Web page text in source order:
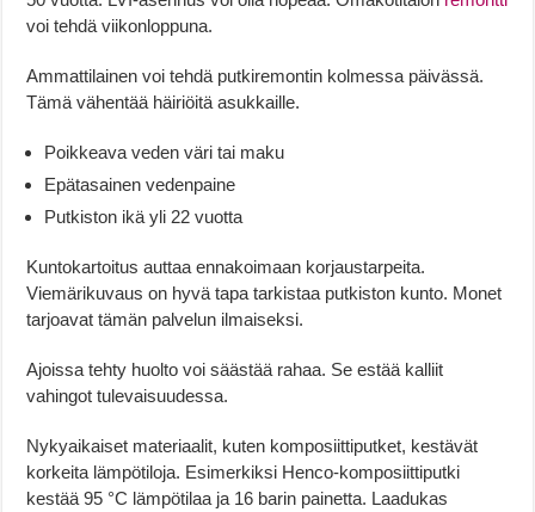
voi tehdä viikonloppuna.
Ammattilainen voi tehdä putkiremontin kolmessa päivässä.
Tämä vähentää häiriöitä asukkaille.
Poikkeava veden väri tai maku
Epätasainen vedenpaine
Putkiston ikä yli 22 vuotta
Kuntokartoitus auttaa ennakoimaan korjaustarpeita.
Viemärikuvaus on hyvä tapa tarkistaa putkiston kunto. Monet
tarjoavat tämän palvelun ilmaiseksi.
Ajoissa tehty huolto voi säästää rahaa. Se estää kalliit
vahingot tulevaisuudessa.
Nykyaikaiset materiaalit, kuten komposiittiputket, kestävät
korkeita lämpötiloja. Esimerkiksi Henco-komposiittiputki
kestää 95 °C lämpötilaa ja 16 barin painetta. Laadukas